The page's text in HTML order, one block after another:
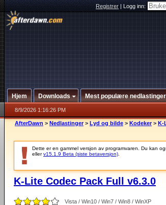
Registrer|Logg inn:
Hjem Downloads Mest populære nedlastinger
8/9/2026 1:16:26 PM
AfterDawn > Nedlastinger > Lyd og bilde > Kodeker > K-
Dette er en gammel versjon av programvaren. Du kan
ellerv15.1.9 Beta (siste betaversjon)
K-Lite Codec Pack Full v6.3.0
Vista / Win10 / Win7 / Win8 / WinXP